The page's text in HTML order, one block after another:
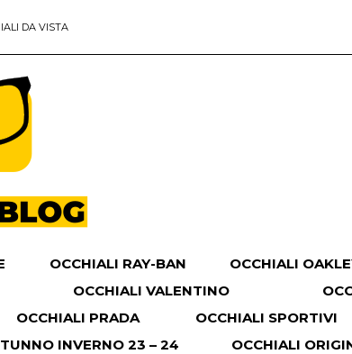
DA VISTA
OCCHIALI RAY-BAN OCCHIALI
OCCHIALI VALENTINO
OCCHIALI PRADA OCCHIALI SPORTIVI
INVERNO 23 – 24
OCCHIALI